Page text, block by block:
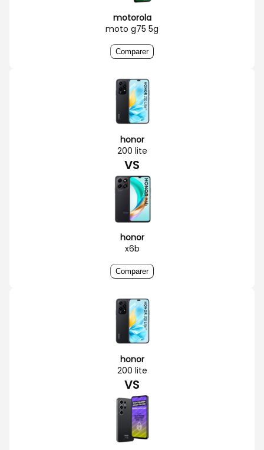
motorola
moto g75 5g
Comparer
honor
200 lite
VS
honor
x6b
Comparer
honor
200 lite
VS